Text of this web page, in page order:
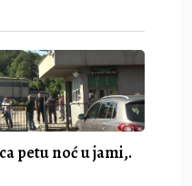
petu noć u jami,.